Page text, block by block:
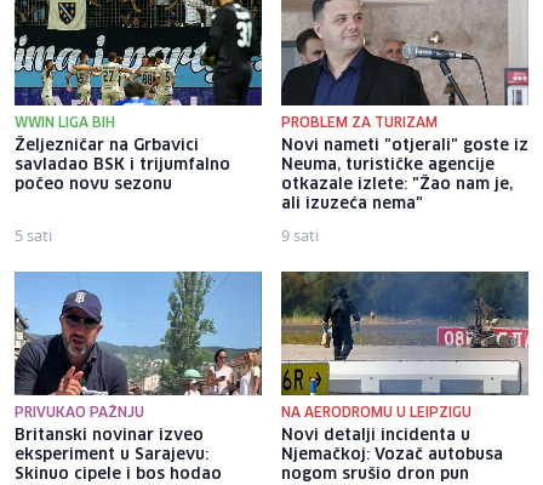
WWIN LIGA BIH
Željezničar na Grbavici
savladao BSK i trijumfalno
počeo novu sezonu
5 sati
PROBLEM ZA TURIZAM
Novi nameti "otjerali" goste iz
Neuma, turističke agencije
otkazale izlete: "Žao nam je,
ali izuzeća nema"
9 sati
PRIVUKAO PAŽNJU
Britanski novinar izveo
eksperiment u Sarajevu:
Skinuo cipele i bos hodao
NA AERODROMU U LEIPZIGU
Novi detalji incidenta u
Njemačkoj: Vozač autobusa
nogom srušio dron pun